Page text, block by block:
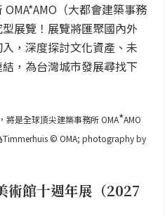
（大都會建築事務
展覽！展覽將匯聚國內外
，深度探討文化資產、未
，為台灣城市發展尋找下
將是全球頂尖建築事務所 OMA*AMO
Timmerhuis © OMA; photography by
術館十週年展（2027